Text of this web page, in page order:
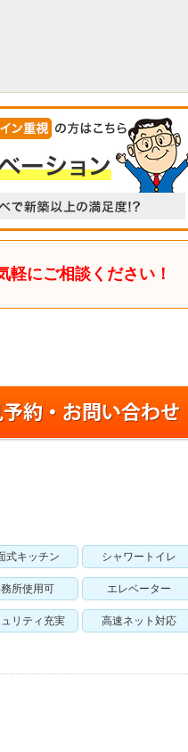
にご相談ください！
式キッチン シャワートイレ
所使用可 エレベーター
リティ充実 高速ネット対応